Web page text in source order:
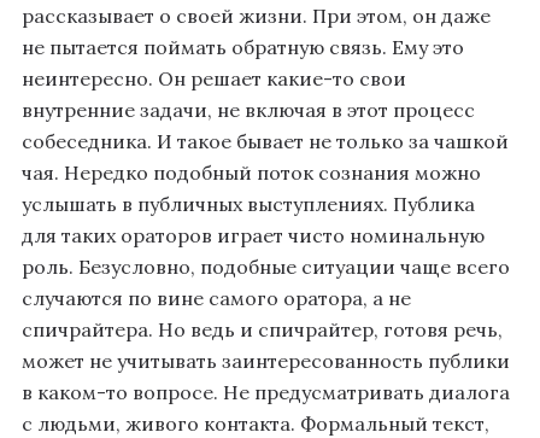
рассказывает о своей жизни. При этом, он даже
не пытается поймать обратную связь. Ему это
неинтересно. Он решает какие-то свои
внутренние задачи, не включая в этот процесс
собеседника. И такое бывает не только за чашкой
чая. Нередко подобный поток сознания можно
услышать в публичных выступлениях. Публика
для таких ораторов играет чисто номинальную
роль. Безусловно, подобные ситуации чаще всего
случаются по вине самого оратора, а не
спичрайтера. Но ведь и спичрайтер, готовя речь,
может не учитывать заинтересованность публики
в каком-то вопросе. Не предусматривать диалога
с людьми, живого контакта. Формальный текст,